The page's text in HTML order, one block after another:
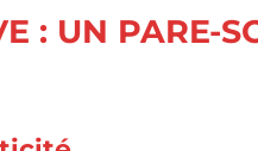
: UN PARE-